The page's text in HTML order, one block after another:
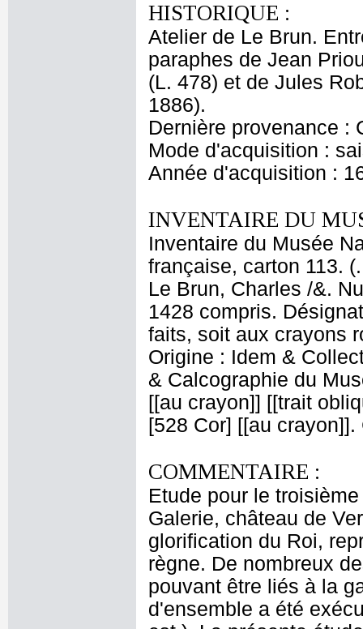
HISTORIQUE :
Atelier de Le Brun.
paraphes de Jean
(L. 478) et de Jules
1886).
Dernière provenance :
Mode d'acquisition :
Année d'acquisition :
INVENTAIRE DU
Inventaire du Musée
française, carton 113.
Le Brun, Charles /&.
1428 compris.
faits, soit aux crayons
Origine : Idem &
& Calcographie du
[[au crayon]] [[trait
[528 Cor] [[au
COMMENTAIRE :
Etude pour le
Galerie, château de
glorification du Roi,
règne. De nombreux
pouvant être liés à la
d'ensemble a été